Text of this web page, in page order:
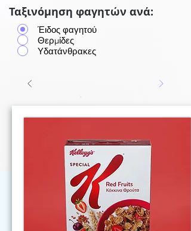
Ταξινόμηση φαγητών ανά:
Έιδος φαγητού
Θερμίδες
Υδατάνθρακες